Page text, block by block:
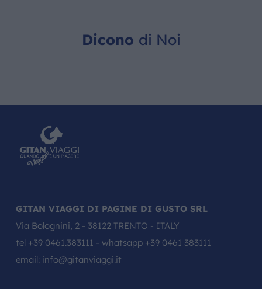
Dicono di Noi
GITAN VIAGGI DI PAGINE DI GUSTO SRL
Via Bolognini, 2 - 38122 TRENTO - ITALY
tel +39 0461.383111 - whatsapp +39 0461 383111
email: info@gitanviaggi.it